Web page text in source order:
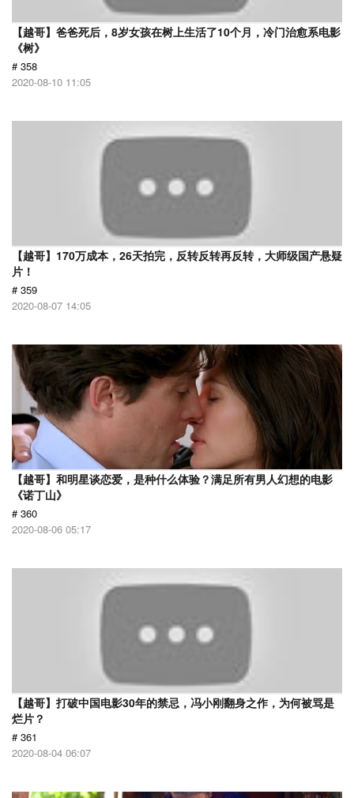
【越哥】爸爸死后，8岁女孩在树上生活了10个月，冷门治愈系电影
《树》
# 358
2020-08-10 11:05
【越哥】170万成本，26天拍完，反转反转再反转，大师级国产悬疑
片！
# 359
2020-08-07 14:05
【越哥】和明星谈恋爱，是种什么体验？满足所有男人幻想的电影
《诺丁山》
# 360
2020-08-06 05:17
【越哥】打破中国电影30年的禁忌，冯小刚翻身之作，为何被骂是
烂片？
# 361
2020-08-04 06:07